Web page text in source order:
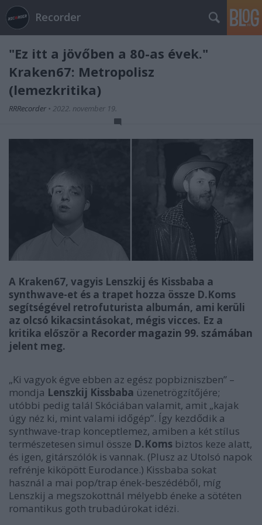
Recorder
"Ez itt a jövőben a 80-as évek."
Kraken67: Metropolisz
(lemezkritika)
RRRecorder • 2022. november 19.
A Kraken67, vagyis Lenszkij és Kissbaba a
synthwave-et és a trapet hozza össze D.Koms
segítségével retrofuturista albumán, ami kerüli
az olcsó kikacsintásokat, mégis vicces. Ez a
kritika először a Recorder magazin 99. számában
jelent meg.
„Ki vagyok égve ebben az egész popbizniszben” –
mondja Lenszkij Kissbaba üzenetrögzítőjére;
utóbbi pedig talál Skóciában valamit, amit „kajak
úgy néz ki, mint valami időgép”. Így kezdődik a
synthwave-trap konceptlemez, amiben a két stílus
természetesen simul össze D.Koms biztos keze alatt,
és igen, gitárszólók is vannak. (Plusz az Utolsó napok
refrénje kiköpött Eurodance.) Kissbaba sokat
használ a mai pop/trap ének-beszédéből, míg
Lenszkij a megszokottnál mélyebb éneke a sötéten
romantikus goth trubadúrokat idézi.